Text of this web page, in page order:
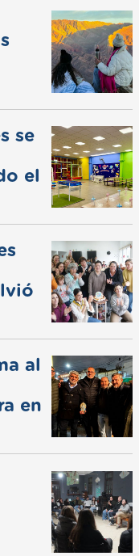
se
el
al
en